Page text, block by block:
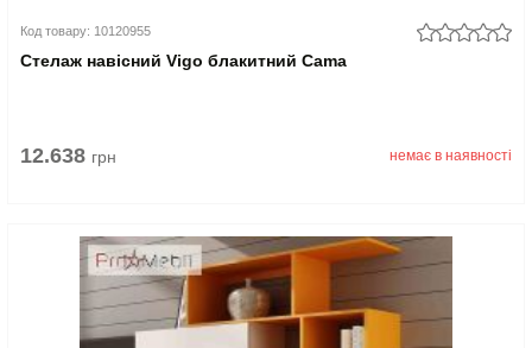
Код товару: 10120955
Стелаж навісний Vigo блакитний Cama
12.638 грн немає в наявності